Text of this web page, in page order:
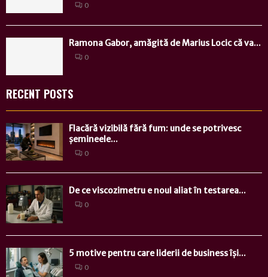
0
Ramona Gabor, amăgită de Marius Locic că va...
0
RECENT POSTS
Flacără vizibilă fără fum: unde se potrivesc
șemineele...
0
De ce viscozimetru e noul aliat în testarea...
0
5 motive pentru care liderii de business își...
0